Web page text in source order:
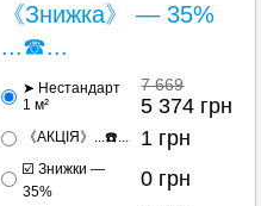
《Знижка》 — 35%
...☎...
➤ Нестандарт
1 м²
7 669
5 374 грн
《АКЦІЯ》...☎️... 1 грн
☑️ Знижки —
35%
0 грн